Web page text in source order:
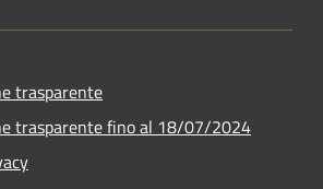
trasparente
trasparente fino al 18/07/2024